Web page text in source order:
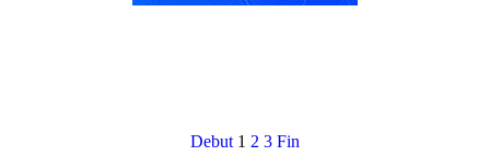
Debut 1 2 3 Fin